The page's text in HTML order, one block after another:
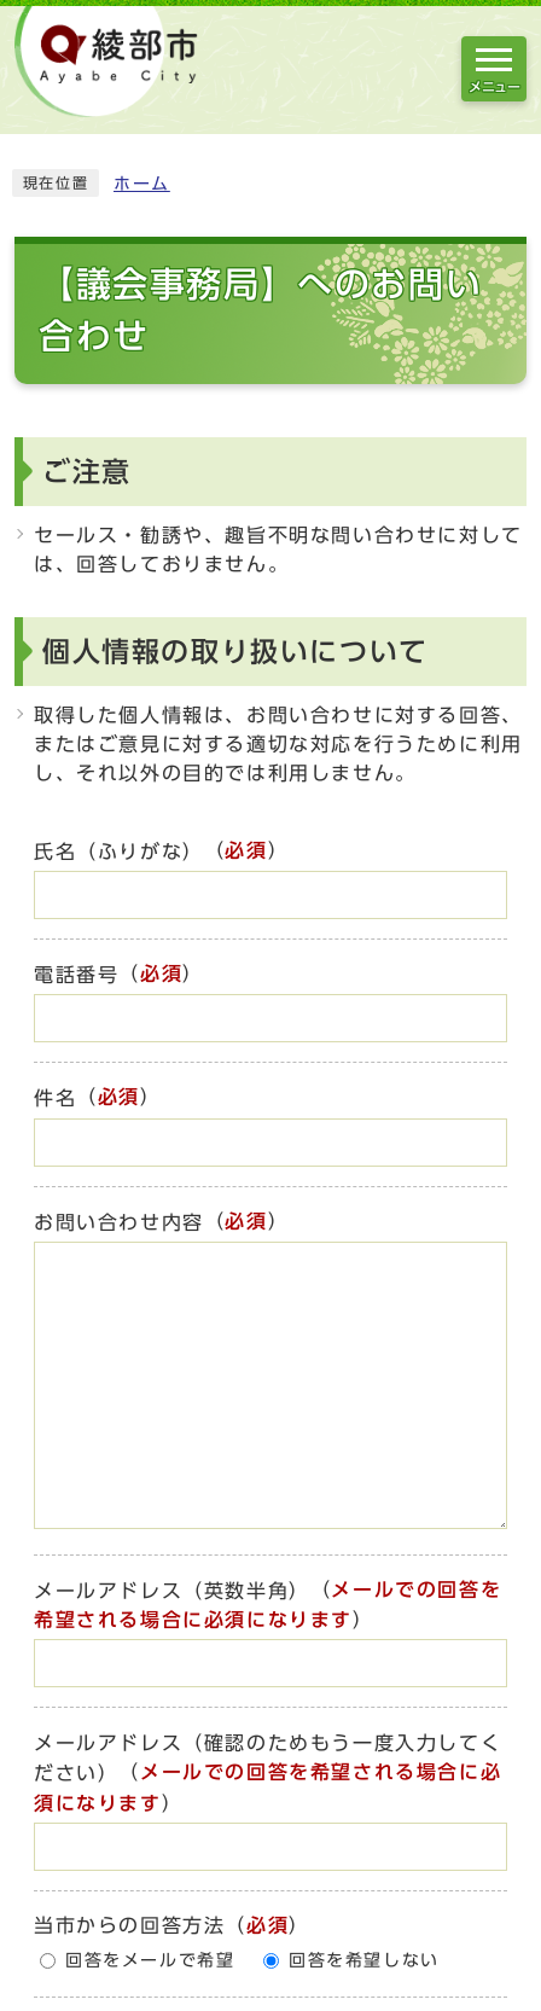
メニュー
現在位置 ホーム
【議会事務局】へのお問い
合わせ
ご注意
セールス・勧誘や、趣旨不明な問い合わせに対して
は、回答しておりません。
個人情報の取り扱いについて
取得した個人情報は、お問い合わせに対する回答、
またはご意見に対する適切な対応を行うために利用
し、それ以外の目的では利用しません。
氏名（ふりがな） （必須）
電話番号 （必須）
件名 （必須）
お問い合わせ内容 （必須）
メールアドレス（英数半角） （ メールでの回答を
希望される場合に必須になります ）
メールアドレス（確認のためもう一度入力してく
ださい）
（ メールでの回答を希望される場合に必
須になります ）
当市からの回答方法 （必須）
回答をメールで希望 回答を希望しない